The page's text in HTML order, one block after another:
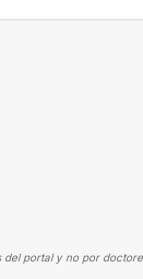
portal y no por